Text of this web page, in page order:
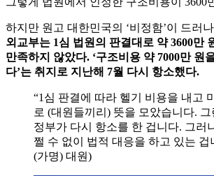
하지만 원고 대한민국의 ‘비정함’이 드러
외교부는 1심 법원의 판결대로 약 3600만
만족하지 않았다. ‘구조비용 약 7000만 원
다’는 취지로 지난해 7월 다시 항소했다.
“1심 판결에 따라 헬기 비용을 내고
로 (대원들끼리) 뜻을 모았습니다. 그
정부가 다시 항소를 한 겁니다. 그러
쩔 수 없이 법적 대응을 하고 있는 겁
(가명) 대원)